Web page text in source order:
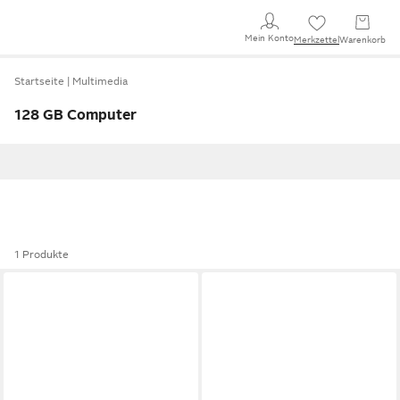
Mein KontoMerkzettel Warenkorb
Startseite Multimedia
128 GB Computer
1 Produkte